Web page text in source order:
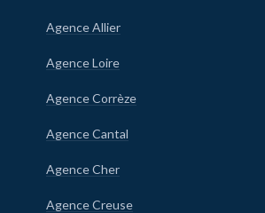
Agence Allier
Agence Loire
Agence Corrèze
Agence Cantal
Agence Cher
Agence Creuse